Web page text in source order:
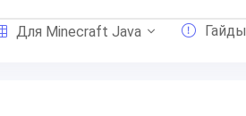
Для Minecraft Java Гайды